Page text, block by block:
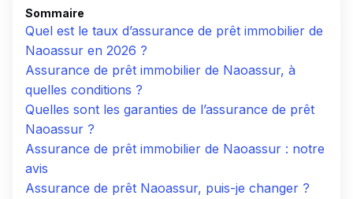
Sommaire
Quel est le taux d’assurance de prêt immobilier de
Naoassur en 2026 ?
Assurance de prêt immobilier de Naoassur, à
quelles conditions ?
Quelles sont les garanties de l’assurance de prêt
Naoassur ?
Assurance de prêt immobilier de Naoassur : notre
avis
Assurance de prêt Naoassur, puis-je changer ?